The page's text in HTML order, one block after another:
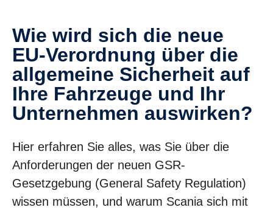
Wie wird sich die neue
EU-Verordnung über die
allgemeine Sicherheit auf
Ihre Fahrzeuge und Ihr
Unternehmen auswirken?
Hier erfahren Sie alles, was Sie über die
Anforderungen der neuen GSR-
Gesetzgebung (General Safety Regulation)
wissen müssen, und warum Scania sich mit